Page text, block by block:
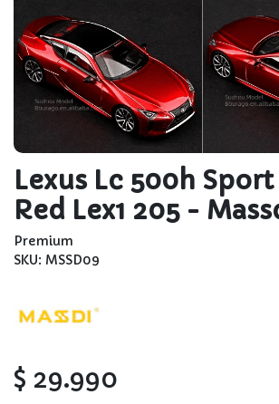
Lexus Lc 500h
Red Lex1 205 -
Premium
SKU: MSSD09
$ 29.990